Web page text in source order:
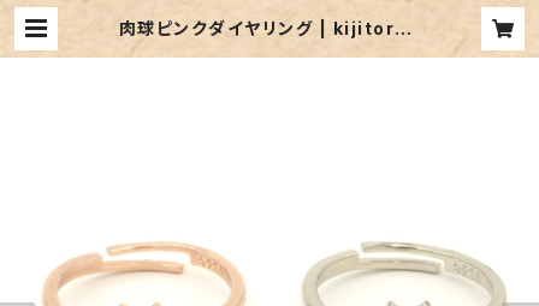
肉球ピンクダイヤリング | kijitoran